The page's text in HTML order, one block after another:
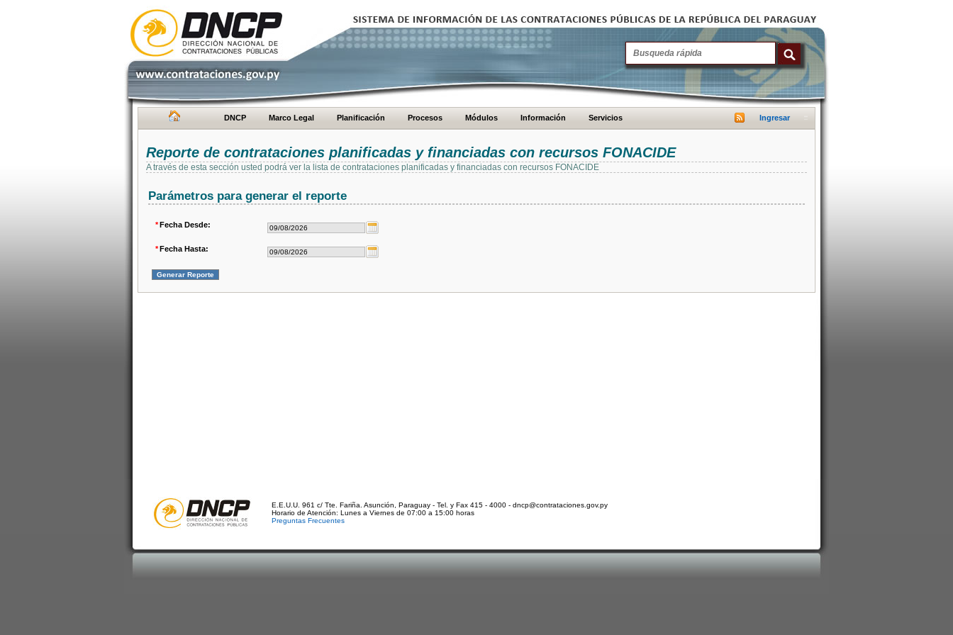
DNCP Marco Legal Planificación Procesos Módulos Información Servicios Ingresar
Reporte de contrataciones planificadas y financiadas con recursos FONACIDE
A través de esta sección usted podrá ver la lista de contrataciones planificadas y financiadas con recursos FONACIDE
Parámetros para generar el reporte
*Fecha Desde:
*Fecha Hasta:
E.E.U.U. 961 c/ Tte. Fariña. Asunción, Paraguay - Tel. y Fax 415 - 4000 - dncp@contrataciones.gov.py
Horario de Atención: Lunes a Viernes de 07:00 a 15:00 horas
Preguntas Frecuentes